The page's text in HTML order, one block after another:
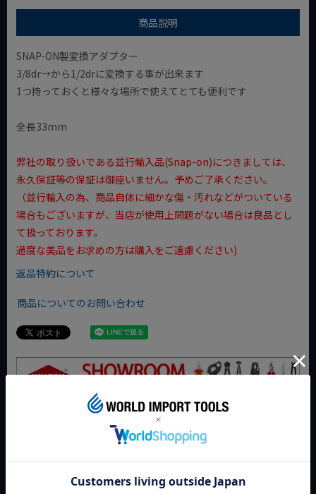
商品説明
SNAP-ON製変換アダプター
3/8dr→から1/2drに変換する事が出来ます
1つ持っておくと様々な場所で使えてとても便利です
全長33mm
弊社の取り扱いである並行輸入品(Snap-on)につきましては、
永久保証等の保証は御座いません。予めご了承ください。
（並行輸入の為、商品自体に細かな傷・汚れなどがついている
場合もございますが、当店が使用上問題がない場合は良品とし
て扱っております。
過度な美品をお求めの方は購入をご遠慮ください)
返品特約について
商品についてのお問い合わせ
今週のおすすめアイテム